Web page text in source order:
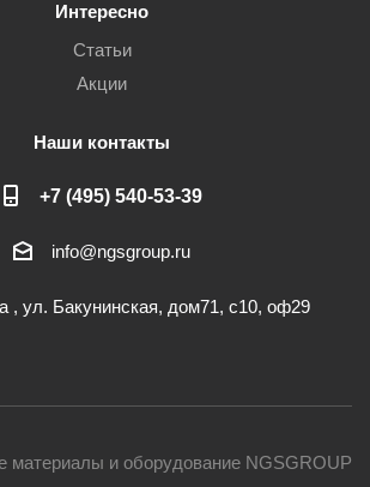
Интересно
Статьи
Акции
Наши контакты
+7 (495) 540-53-39
info@ngsgroup.ru
, ул. Бакунинская, дом71, с10, оф29
материалы и оборудование NGSGROUP